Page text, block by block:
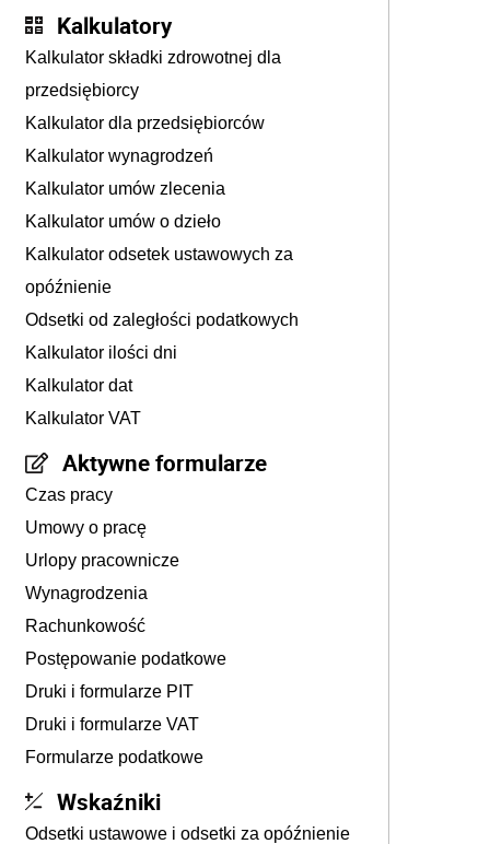
Kalkulatory
Kalkulator składki zdrowotnej dla
przedsiębiorcy
Kalkulator dla przedsiębiorców
Kalkulator wynagrodzeń
Kalkulator umów zlecenia
Kalkulator umów o dzieło
Kalkulator odsetek ustawowych za
opóźnienie
Odsetki od zaległości podatkowych
Kalkulator ilości dni
Kalkulator dat
Kalkulator VAT
Aktywne formularze
Czas pracy
Umowy o pracę
Urlopy pracownicze
Wynagrodzenia
Rachunkowość
Postępowanie podatkowe
Druki i formularze PIT
Druki i formularze VAT
Formularze podatkowe
Wskaźniki
Odsetki ustawowe i odsetki za opóźnienie